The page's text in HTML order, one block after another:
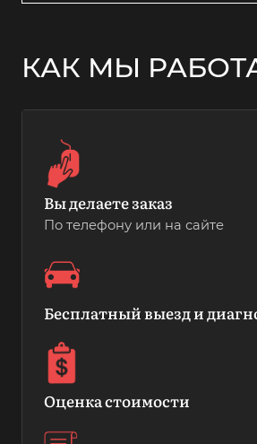
КАК МЫ
Вы делаете заказ
По телефону или на сайте
Бесплатный выезд и
Оценка стоимости